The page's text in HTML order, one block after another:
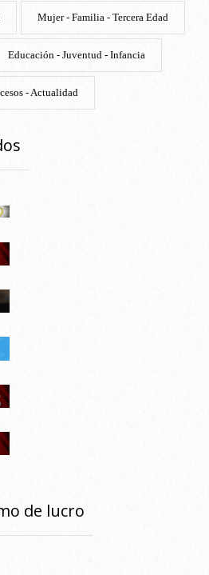
Mujer - Familia - Tercera Edad
Educación - Juventud - Infancia
- Actualidad
de lucro